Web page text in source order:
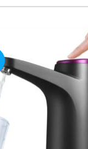
Add to
wishlist